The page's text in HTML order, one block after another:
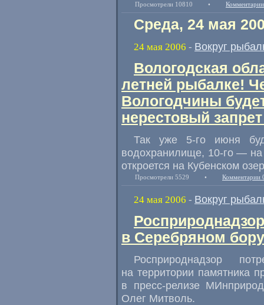
Просмотрели 10810 •
Среда, 24 мая
24 мая 2006 - Вокруг
Вологодская
летней рыбалке!
Вологодчины
нерестовый
Так уже 5-го июня
водохранилище, 10-го —
откроется на Кубенском
Просмотрели 5529 • Комментарии
24 мая 2006 - Вокруг
в Серебряном бору
Росприроднадзор
на территории памятника
в пресс-релизе
Олег Митволь.